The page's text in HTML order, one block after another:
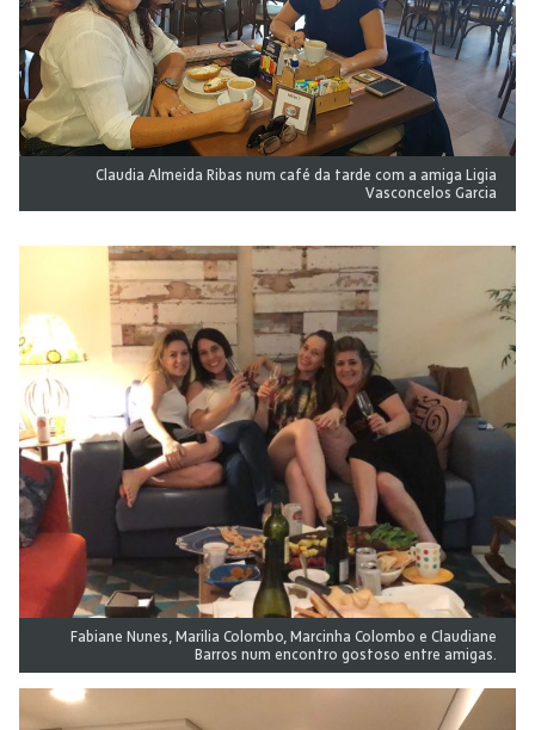
Claudia Almeida Ribas num café da tarde com a amiga Ligia
Vasconcelos Garcia
Fabiane Nunes, Marilia Colombo, Marcinha Colombo e Claudiane
Barros num encontro gostoso entre amigas.